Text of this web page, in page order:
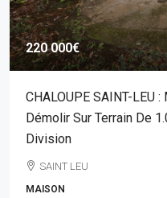
220 000€
CHALOUPE SAINT-LEU
Démolir Sur Terrain De
Division
SAINT LEU
MAISON